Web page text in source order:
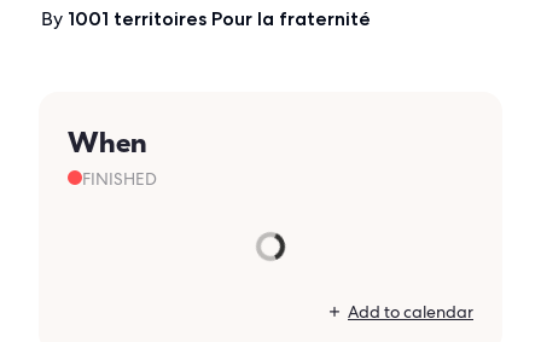
By 1001 territoires Pour la fraternité
When
FINISHED
Add to calendar